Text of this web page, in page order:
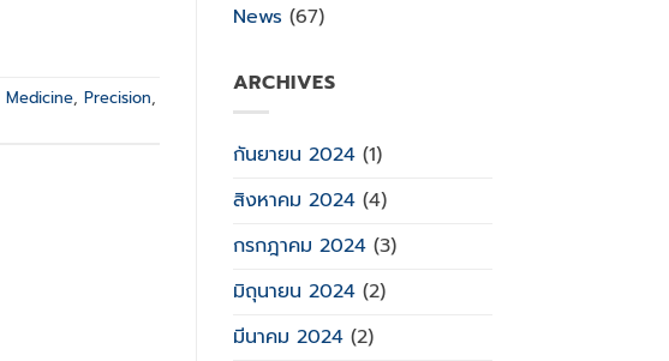
Medicine, Precision,
News (67)
ARCHIVES
กันยายน 2024(1)
สิงหาคม 2024(4)
กรกฎาคม 2024(3)
มิถุนายน 2024(2)
มีนาคม 2024(2)